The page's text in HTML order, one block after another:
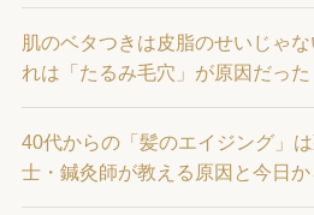
肌のベタつきは皮脂のせいじゃ
れは「たるみ毛穴」が原因だった
40代からの「髪のエイジング」
士・鍼灸師が教える原因と今日